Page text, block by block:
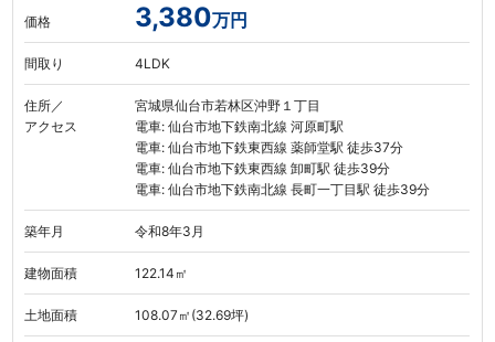
価格 3,380万円
間取り 4LDK
住所／
アクセス
宮城県仙台市若林区沖野１丁目
電車: 仙台市地下鉄南北線 河原町駅
電車: 仙台市地下鉄東西線 薬師堂駅 徒歩37分
電車: 仙台市地下鉄東西線 卸町駅 徒歩39分
電車: 仙台市地下鉄南北線 長町一丁目駅 徒歩39分
築年月 令和8年3月
建物面積 122.14㎡
土地面積 108.07㎡(32.69坪)